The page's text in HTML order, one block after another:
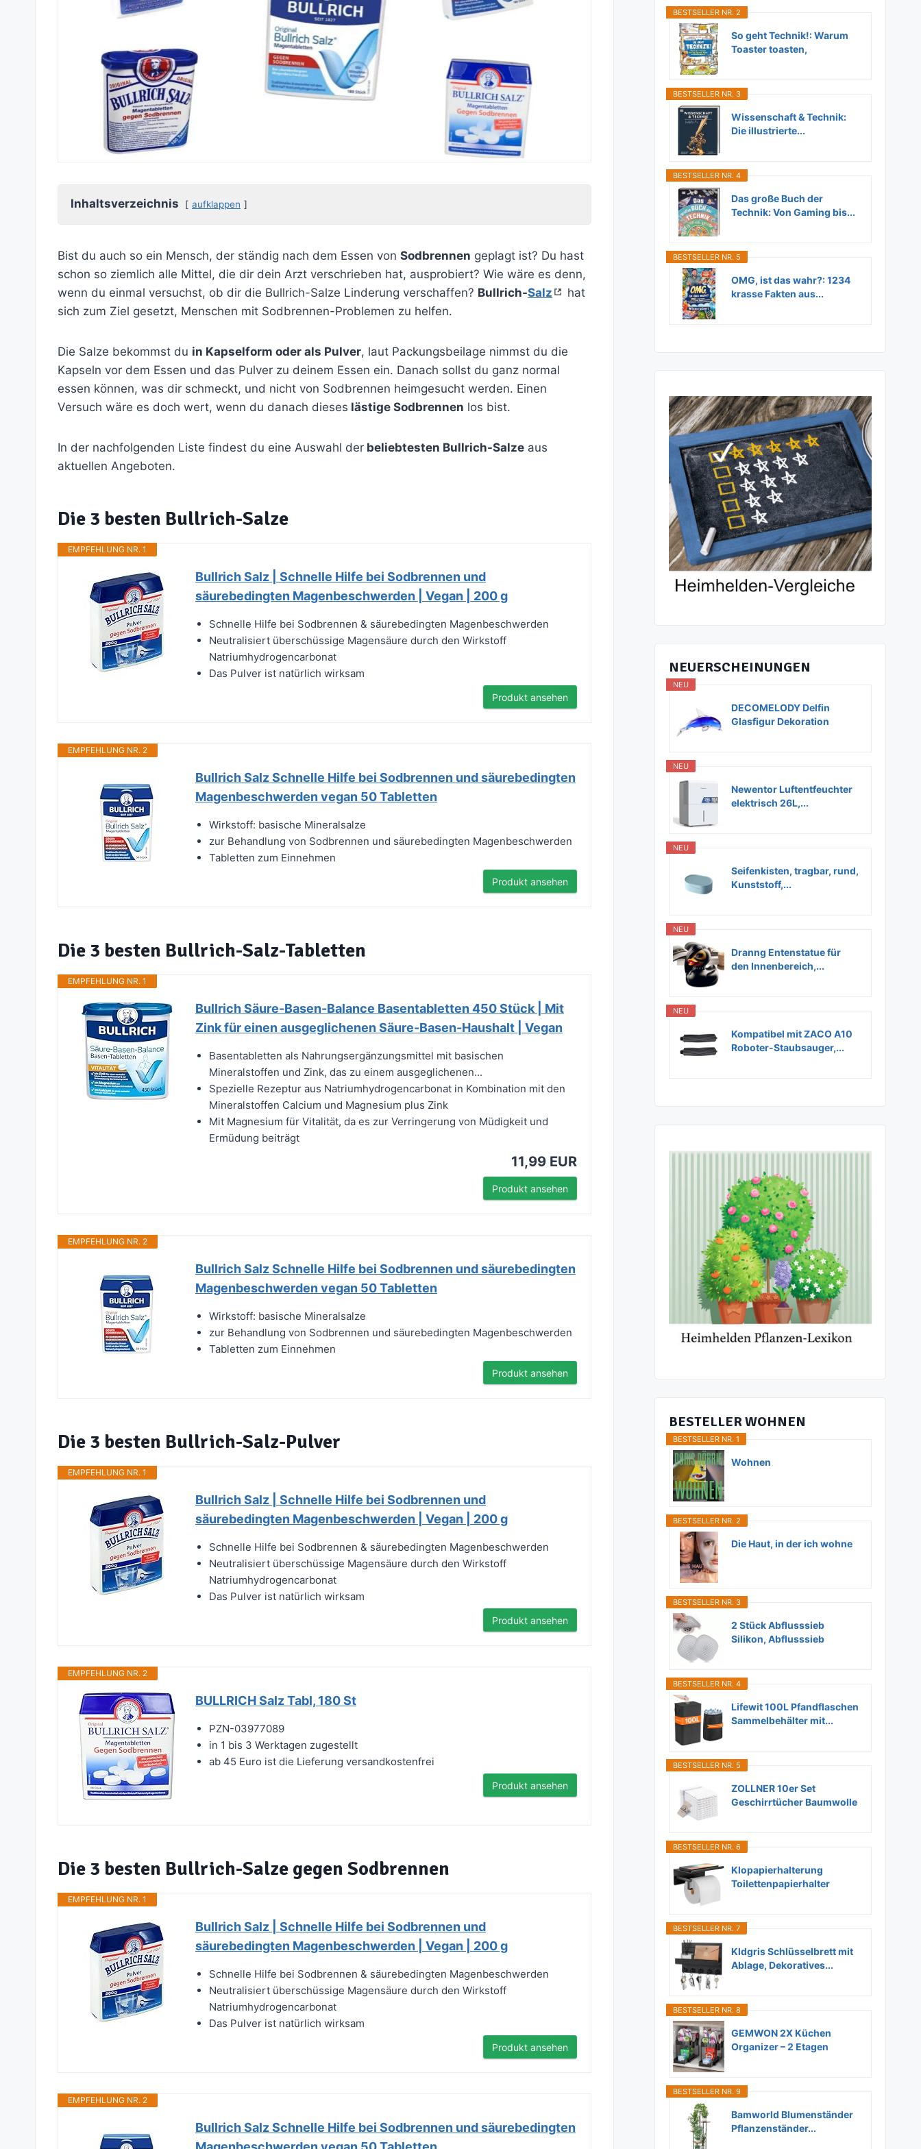
Inhaltsverzeichnis aufklappen
Bist du auch so ein Mensch, der ständig nach dem Essen von Sodbrennen geplagt ist? Du hast
schon so ziemlich alle Mittel, die dir dein Arzt verschrieben hat, ausprobiert? Wie wäre es denn,
wenn du einmal versuchst, ob dir die Bullrich-Salze Linderung verschaffen? Bullrich-Salz
hat
sich zum Ziel gesetzt, Menschen mit Sodbrennen-Problemen zu helfen.
Die Salze bekommst du in Kapselform oder als Pulver, laut Packungsbeilage nimmst du die
Kapseln vor dem Essen und das Pulver zu deinem Essen ein. Danach sollst du ganz normal
essen können, was dir schmeckt, und nicht von Sodbrennen heimgesucht werden. Einen
Versuch wäre es doch wert, wenn du danach dieses lästige Sodbrennen los bist.
In der nachfolgenden Liste findest du eine Auswahl der beliebtesten Bullrich-Salze aus
aktuellen Angeboten.
Die 3 besten Bullrich-Salze
EMPFEHLUNG NR. 1
Bullrich Salz | Schnelle Hilfe bei Sodbrennen und
säurebedingten Magenbeschwerden | Vegan | 200 g
Schnelle Hilfe bei Sodbrennen & säurebedingten Magenbeschwerden
Neutralisiert überschüssige Magensäure durch den Wirkstoff
Natriumhydrogencarbonat
Das Pulver ist natürlich wirksam
Produkt ansehen
EMPFEHLUNG NR. 2
Bullrich Salz Schnelle Hilfe bei Sodbrennen und säurebedingten
Magenbeschwerden vegan 50 Tabletten
Wirkstoff: basische Mineralsalze
zur Behandlung von Sodbrennen und säurebedingten Magenbeschwerden
Tabletten zum Einnehmen
Produkt ansehen
Die 3 besten Bullrich-Salz-Tabletten
EMPFEHLUNG NR. 1
Bullrich Säure-Basen-Balance Basentabletten 450 Stück | Mit
Zink für einen ausgeglichenen Säure-Basen-Haushalt | Vegan
Basentabletten als Nahrungsergänzungsmittel mit basischen
Mineralstoffen und Zink, das zu einem ausgeglichenen...
Spezielle Rezeptur aus Natriumhydrogencarbonat in Kombination mit den
Mineralstoffen Calcium und Magnesium plus Zink
Mit Magnesium für Vitalität, da es zur Verringerung von Müdigkeit und
Ermüdung beiträgt
11,99 EUR
Produkt ansehen
EMPFEHLUNG NR. 2
Bullrich Salz Schnelle Hilfe bei Sodbrennen und säurebedingten
Magenbeschwerden vegan 50 Tabletten
Wirkstoff: basische Mineralsalze
zur Behandlung von Sodbrennen und säurebedingten Magenbeschwerden
Tabletten zum Einnehmen
Produkt ansehen
Die 3 besten Bullrich-Salz-Pulver
EMPFEHLUNG NR. 1
Bullrich Salz | Schnelle Hilfe bei Sodbrennen und
säurebedingten Magenbeschwerden | Vegan | 200 g
Schnelle Hilfe bei Sodbrennen & säurebedingten Magenbeschwerden
Neutralisiert überschüssige Magensäure durch den Wirkstoff
Natriumhydrogencarbonat
Das Pulver ist natürlich wirksam
Produkt ansehen
EMPFEHLUNG NR. 2
BULLRICH Salz Tabl, 180 St
PZN-03977089
in 1 bis 3 Werktagen zugestellt
ab 45 Euro ist die Lieferung versandkostenfrei
Produkt ansehen
Die 3 besten Bullrich-Salze gegen Sodbrennen
EMPFEHLUNG NR. 1
Bullrich Salz | Schnelle Hilfe bei Sodbrennen und
säurebedingten Magenbeschwerden | Vegan | 200 g
Schnelle Hilfe bei Sodbrennen & säurebedingten Magenbeschwerden
Neutralisiert überschüssige Magensäure durch den Wirkstoff
Natriumhydrogencarbonat
Das Pulver ist natürlich wirksam
Produkt ansehen
EMPFEHLUNG NR. 2
Bullrich Salz Schnelle Hilfe bei Sodbrennen und säurebedingten
BESTSELLER NR. 2
So geht Technik!: Warum
Toaster toasten,
BESTSELLER NR. 3
Wissenschaft & Technik:
Die illustrierte...
BESTSELLER NR. 4
Das große Buch der
Technik: Von Gaming bis...
BESTSELLER NR. 5
OMG, ist das wahr?: 1234
krasse Fakten aus...
NEUERSCHEINUNGEN
NEU
DECOMELODY Delfin
Glasfigur Dekoration
NEU
Newentor Luftentfeuchter
elektrisch 26L,...
NEU
Seifenkisten, tragbar, rund,
Kunststoff,...
NEU
Dranng Entenstatue für
den Innenbereich,...
NEU
Kompatibel mit ZACO A10
Roboter-Staubsauger,...
BESTELLER WOHNEN
BESTSELLER NR. 1
Wohnen
BESTSELLER NR. 2
Die Haut, in der ich wohne
BESTSELLER NR. 3
2 Stück Abflusssieb
Silikon, Abflusssieb
BESTSELLER NR. 4
Lifewit 100L Pfandflaschen
Sammelbehälter mit...
BESTSELLER NR. 5
ZOLLNER 10er Set
Geschirrtücher Baumwolle
BESTSELLER NR. 6
Klopapierhalterung
Toilettenpapierhalter
BESTSELLER NR. 7
Kldgris Schlüsselbrett mit
Ablage, Dekoratives...
BESTSELLER NR. 8
GEMWON 2X Küchen
Organizer – 2 Etagen
BESTSELLER NR. 9
Bamworld Blumenständer
Pflanzenständer...